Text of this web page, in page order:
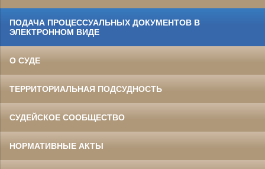
ПОДАЧА ПРОЦЕССУАЛЬНЫХ ДОКУМЕНТОВ В
ЭЛЕКТРОННОМ ВИДЕ
О СУДЕ
ТЕРРИТОРИАЛЬНАЯ ПОДСУДНОСТЬ
СУДЕЙСКОЕ СООБЩЕСТВО
НОРМАТИВНЫЕ АКТЫ